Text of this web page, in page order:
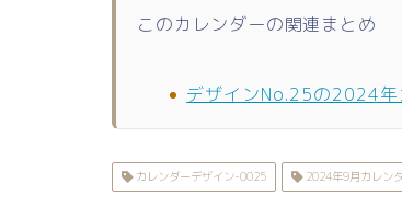
このカレンダーの関連まとめ
デザインNo.25の2024年
カレンダーデザイン-0025 2024年9月カレン